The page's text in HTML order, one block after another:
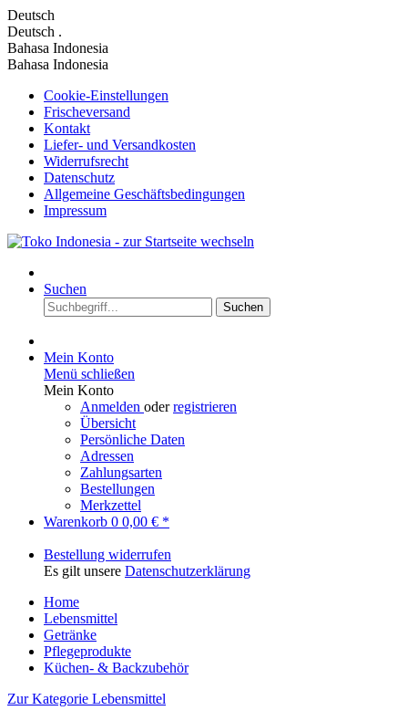
Deutsch
Deutsch .
Bahasa Indonesia
Bahasa Indonesia
Cookie-Einstellungen
Frischeversand
Kontakt
Liefer- und Versandkosten
Widerrufsrecht
Datenschutz
Allgemeine Geschäftsbedingungen
Impressum
Suchen
Suchen
Mein Konto
Menü schließen
Mein Konto
Anmelden oderregistrieren
Übersicht
Persönliche Daten
Adressen
Zahlungsarten
Bestellungen
Merkzettel
Warenkorb 0 0,00 € *
Bestellung widerrufen
Es gilt unsere Datenschutzerklärung
Home
Lebensmittel
Getränke
Pflegeprodukte
Küchen- & Backzubehör
Zur Kategorie Lebensmittel